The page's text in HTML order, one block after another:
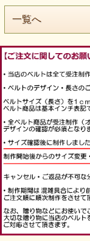
一覧へ